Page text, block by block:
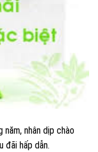
nhân dịp chào
đãi hấp dẫn.